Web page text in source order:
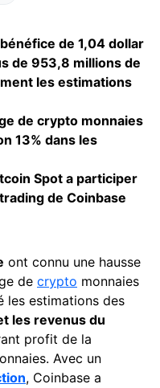
de 1,04 dollar
de 953,8 millions de
les estimations
de crypto monnaies
13% dans les
Spot a participer
de Coinbase
ont connu une hausse
de crypto monnaies
les estimations des
les revenus du
profit de la
Avec un
, Coinbase a